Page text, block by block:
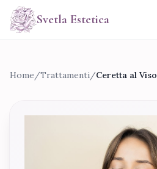
Svetla Estetica
Home/Trattamenti/Ceretta al Viso